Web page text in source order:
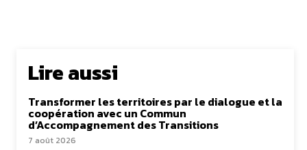
Lire aussi
Transformer les territoires par le dialogue et la
coopération avec un Commun
d’Accompagnement des Transitions
7 août 2026